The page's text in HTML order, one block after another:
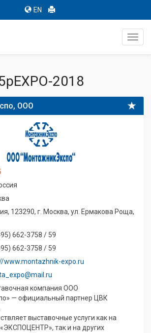
EN
2018
ООО
123290, г. Москва, ул. Ермакова Роща,
662-3758 / 59
662-3758 / 59
www.montazhnik-expo.ru
компания ООО
— официальный партнер ЦВК
выставочные услуги как на
так и на других